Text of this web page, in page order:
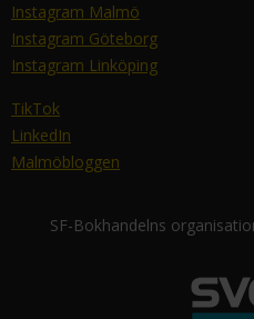
Instagram Malmö
Instagram Göteborg
Instagram Linköping
TikTok
LinkedIn
Malmöbloggen
SF-Bokhandelns